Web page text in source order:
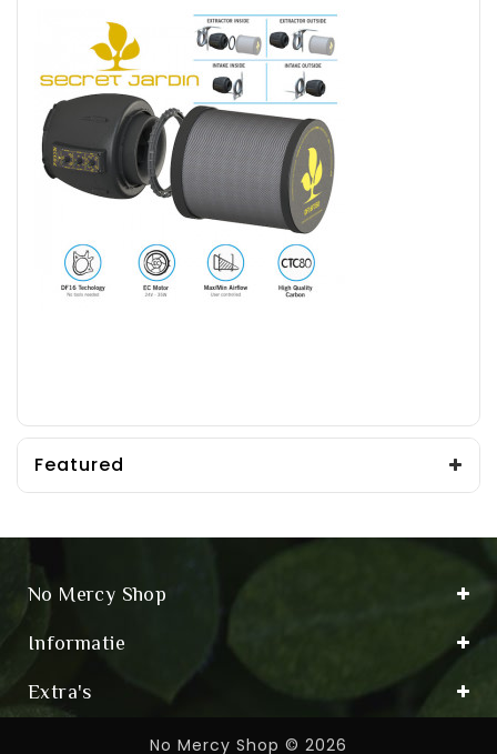
Featured
No Mercy Shop
Informatie
Extra's
No Mercy Shop © 2026